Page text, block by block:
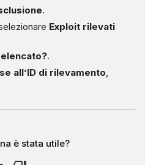
.
Exploit rilevati
.
all’ID di rilevamento,
è stata utile?